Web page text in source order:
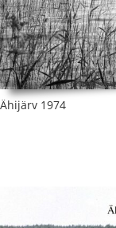
Ähijärv 1974